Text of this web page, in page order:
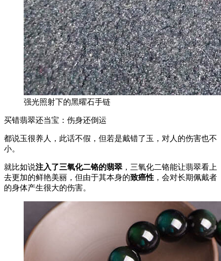
强光照射下的黑曜石手链
买错翡翠还当宝：伤身还倒运
都说玉很养人，此话不假，但若是戴错了玉，对人的伤害也不
小。
就比如说注入了三氧化二铬的翡翠 ，三氧化二铬能让翡翠看上
去更加的鲜艳美丽，但由于其本身的致癌性 ，会对长期佩戴者
的身体产生很大的伤害。